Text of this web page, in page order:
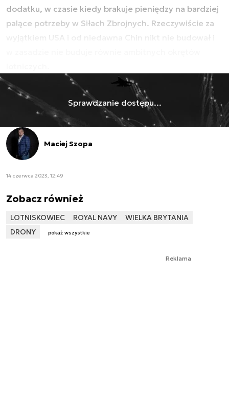
dodatku, w czasie kiedy brakuje pieniędzy na bardziej
palące potrzeby w Siłach Zbrojnych. Rzeczywiście za
wyjątkiem USA i od niedawna Chin nikt nie budował i
Sprawdzanie dostępu...
Maciej Szopa
14 czerwca 2023, 12:49
Zobacz również
LOTNISKOWIEC ROYAL NAVY
WIELKA BRYTANIA
DRONY
pokaż wszystkie
Reklama